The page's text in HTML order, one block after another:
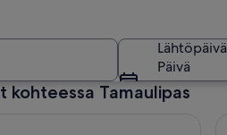
Lähtöpäivä
Päivä
kohteessa Tamaulipas